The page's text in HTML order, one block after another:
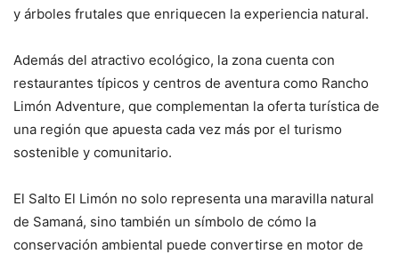
y árboles frutales que enriquecen la experiencia natural.
Además del atractivo ecológico, la zona cuenta con
restaurantes típicos y centros de aventura como Rancho
Limón Adventure, que complementan la oferta turística de
una región que apuesta cada vez más por el turismo
sostenible y comunitario.
El Salto El Limón no solo representa una maravilla natural
de Samaná, sino también un símbolo de cómo la
conservación ambiental puede convertirse en motor de